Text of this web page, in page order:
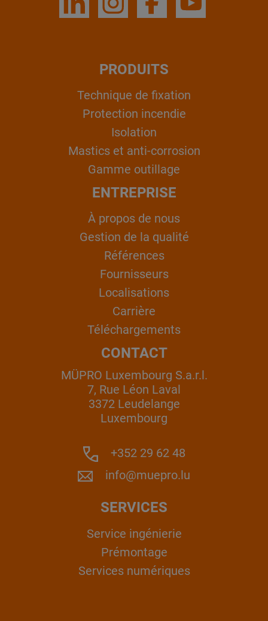
PRODUITS
Technique de fixation
Protection incendie
Isolation
Mastics et anti-corrosion
Gamme outillage
ENTREPRISE
À propos de nous
Gestion de la qualité
Références
Fournisseurs
Localisations
Carrière
Téléchargements
CONTACT
MÜPRO Luxembourg S.a.r.l.
7, Rue Léon Laval
3372 Leudelange
Luxembourg
+352 29 62 48
info@muepro.lu
SERVICES
Service ingénierie
Prémontage
Services numériques